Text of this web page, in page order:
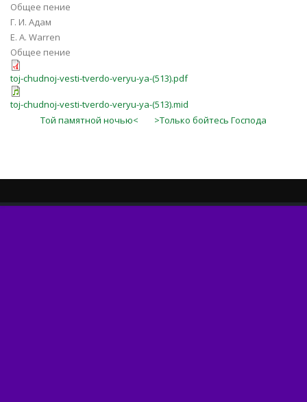
Общее пение
Г. И. Адам
E. A. Warren
Общее пение
toj-chudnoj-vesti-tverdo-veryu-ya-(513).pdf
toj-chudnoj-vesti-tverdo-veryu-ya-(513).mid
Той памятной ночью<
>Только бойтесь Господа